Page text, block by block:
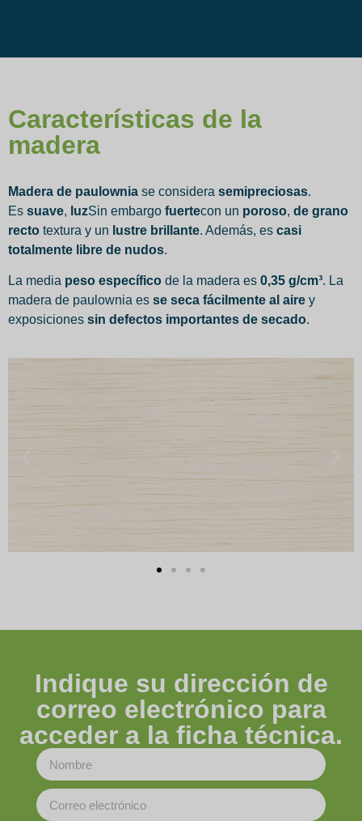
Características de la
madera
Madera de paulownia se considera semipreciosas.
Es suave, luzSin embargo fuertecon un poroso, de grano
recto textura y un lustre brillante. Además, es casi
totalmente libre de nudos.
La media peso específico de la madera es 0,35 g/cm³. La
madera de paulownia es se seca fácilmente al aire y
exposiciones sin defectos importantes de secado.
Indique su dirección de
correo electrónico para
acceder a la ficha técnica.